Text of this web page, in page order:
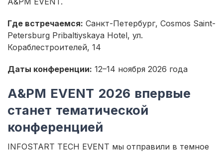
Где встречаемся: Санкт-Петербург, Cosmos Saint-
Petersburg Pribaltiyskaya Hotel, ул.
Кораблестроителей, 14
Даты конференции: 12–14 ноября 2026 года
A&PM EVENT 2026 впервые
станет тематической
конференцией
INFOSTART TECH EVENT мы отправили в темное